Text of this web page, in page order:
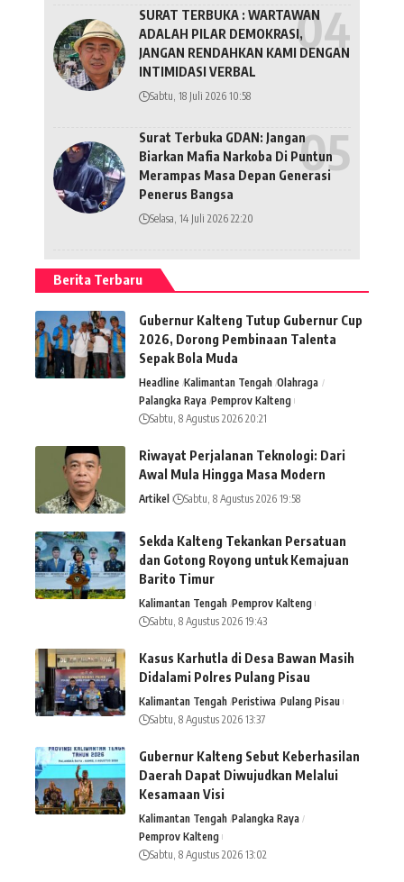
SURAT TERBUKA : WARTAWAN
ADALAH PILAR DEMOKRASI,
JANGAN RENDAHKAN KAMI DENGAN
INTIMIDASI VERBAL
Sabtu, 18 Juli 2026 10:58
Surat Terbuka GDAN: Jangan
Biarkan Mafia Narkoba Di Puntun
Merampas Masa Depan Generasi
Penerus Bangsa
Selasa, 14 Juli 2026 22:20
Berita Terbaru
Gubernur Kalteng Tutup Gubernur Cup
2026, Dorong Pembinaan Talenta
Sepak Bola Muda
Headline Kalimantan Tengah Olahraga
Palangka Raya Pemprov Kalteng
Sabtu, 8 Agustus 2026 20:21
Riwayat Perjalanan Teknologi: Dari
Awal Mula Hingga Masa Modern
Artikel Sabtu, 8 Agustus 2026 19:58
Sekda Kalteng Tekankan Persatuan
dan Gotong Royong untuk Kemajuan
Barito Timur
Kalimantan Tengah Pemprov Kalteng
Sabtu, 8 Agustus 2026 19:43
Kasus Karhutla di Desa Bawan Masih
Didalami Polres Pulang Pisau
Kalimantan Tengah Peristiwa Pulang Pisau
Sabtu, 8 Agustus 2026 13:37
Gubernur Kalteng Sebut Keberhasilan
Daerah Dapat Diwujudkan Melalui
Kesamaan Visi
Kalimantan Tengah Palangka Raya
Pemprov Kalteng
Sabtu, 8 Agustus 2026 13:02